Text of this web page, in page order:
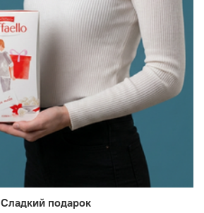
Сладкий подарок